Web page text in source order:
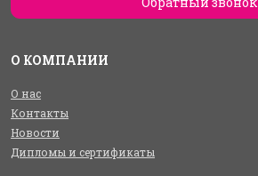
О КОМПАНИИ
О нас
Контакты
Новости
Дипломы и сертификаты